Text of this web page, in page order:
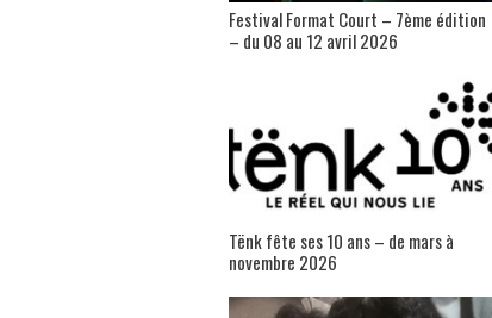
Festival Format Court – 7ème édition
– du 08 au 12 avril 2026
Tënk fête ses 10 ans – de mars à
novembre 2026